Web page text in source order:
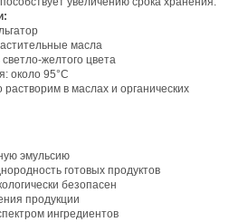
масла
желтого цвета
около 95°C
в маслах и органических
эмульсию
готовых продуктов
безопасен
продукции
ингредиентов